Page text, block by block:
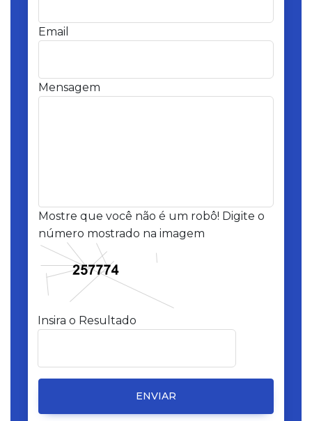
Email
Mensagem
Mostre que você não é um robô! Digite o
número mostrado na imagem
Insira o Resultado
ENVIAR